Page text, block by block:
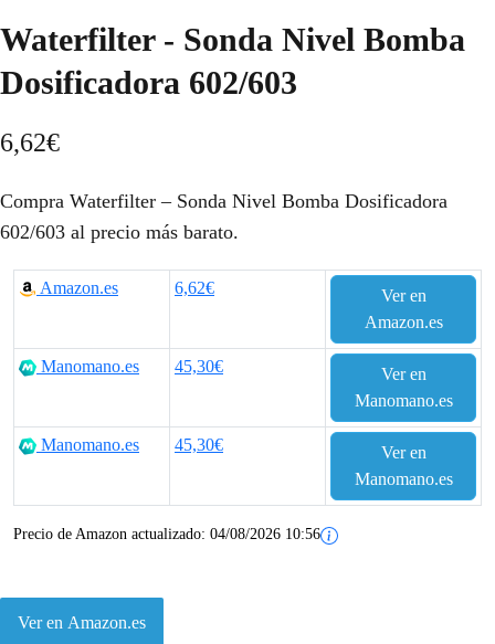
Waterfilter - Sonda Nivel Bomba
Dosificadora 602/603
6,62€
Compra Waterfilter – Sonda Nivel Bomba Dosificadora
602/603 al precio más barato.
Amazon.es 6,62€
Ver en
Amazon.es
Manomano.es 45,30€
Ver en
Manomano.es
Manomano.es 45,30€
Ver en
Manomano.es
Precio de Amazon actualizado: 04/08/2026 10:56
Ver en Amazon.es